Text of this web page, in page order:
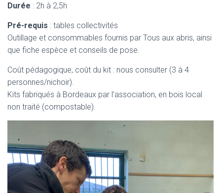
Durée : 2h à 2,5h
Pré-requis : tables collectivités
Outillage et consommables fournis par Tous aux abris, ainsi
que fiche espèce et conseils de pose.
Coût pédagogique, coût du kit : nous consulter (3 à 4
personnes/nichoir).
Kits fabriqués à Bordeaux par l’association, en bois local
non traité (compostable).